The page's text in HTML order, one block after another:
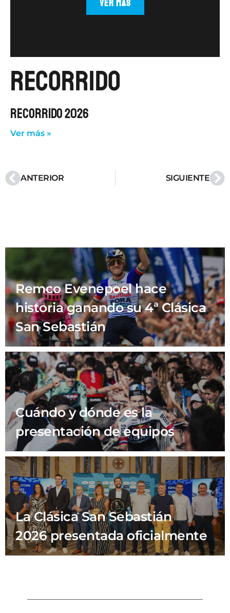
VER MÁS
recorrido
RECORRIDO 2026
Ver más »
ANTERIOR SIGUIENTE
Remco Evenepoel hace
historia ganando su 4ª Clásica
San Sebastián
Cuándo y dónde es la
presentación de equipos
La Clásica San Sebastián
2026 presentada oficialmente